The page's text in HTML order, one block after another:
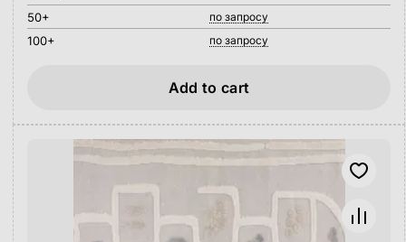
50+
100+
по запросу
по запросу
Add to cart